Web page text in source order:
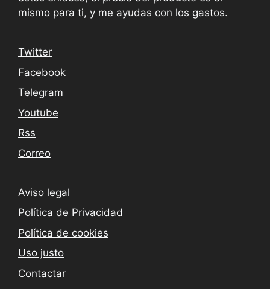
mismo para ti, y me ayudas con los gastos.
Twitter
Facebook
Telegram
Youtube
Rss
Correo
Aviso legal
Política de Privacidad
Política de cookies
Uso justo
Contactar